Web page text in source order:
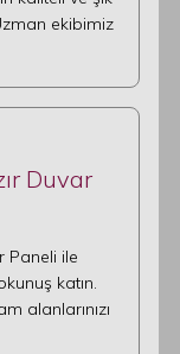
ekibimiz
Duvar
Paneli ile
katın.
alanlarınızı